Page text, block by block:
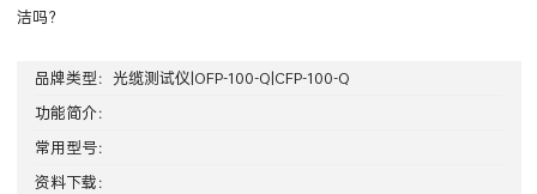
洁吗？
品牌类型： 光缆测试仪|OFP-100-Q|CFP-100-Q
功能简介：
常用型号：
资料下载：